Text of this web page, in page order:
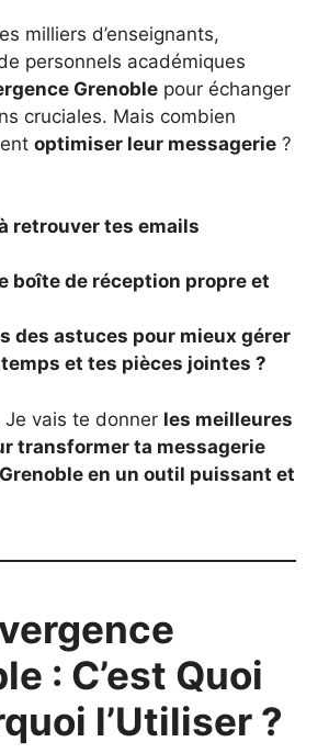
milliers d’enseignants,
personnels académiques
Grenoble pour échanger
cruciales. Mais combien
optimiser leur messagerie ?
retrouver tes emails
boîte de réception propre et
des astuces pour mieux gérer
et tes pièces jointes ?
vais te donner les meilleures
transformer ta messagerie
en un outil puissant et
: C’est Quoi
l’Utiliser ?